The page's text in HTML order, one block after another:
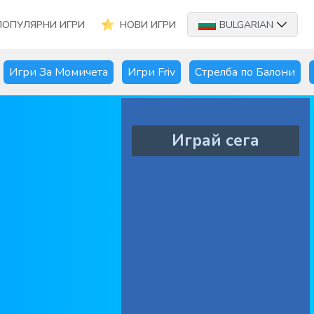
ИГРИ НОВИ ИГРИ BULGARIAN
Игри За Момичета Игри Friv Стрелба по Балони
Играй сега